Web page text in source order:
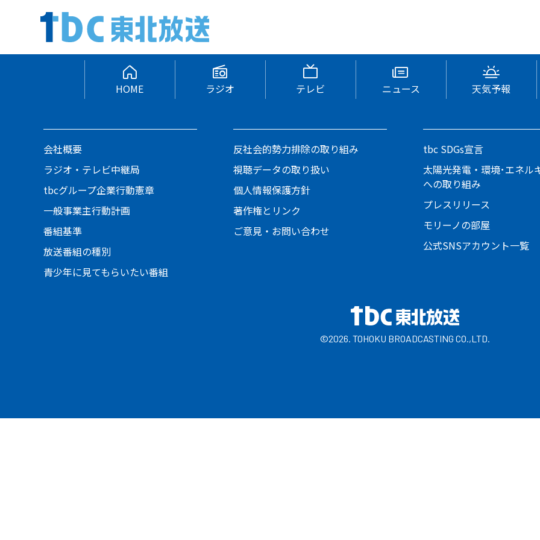
HOME ラジオ テレビ ニュース 天気予報
会社概要
ラジオ・テレビ中継局
tbcグループ企業行動憲章
一般事業主行動計画
番組基準
放送番組の種別
青少年に見てもらいたい番組
反社会的勢力排除の取り組み
視聴データの取り扱い
個人情報保護方針
著作権とリンク
ご意見・お問い合わせ
tbc SDGs宣言
太陽光発電・環境･エネル
への取り組み
プレスリリース
モリーノの部屋
公式SNSアカウント一覧
©2026. TOHOKU BROADCASTING CO.,LTD.